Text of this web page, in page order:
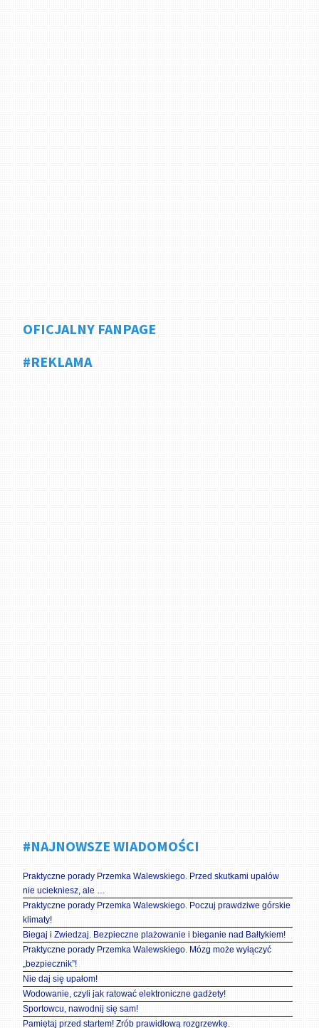
OFICJALNY FANPAGE
#REKLAMA
#NAJNOWSZE WIADOMOŚCI
Praktyczne porady Przemka Walewskiego. Przed skutkami upałów
nie uciekniesz, ale …
Praktyczne porady Przemka Walewskiego. Poczuj prawdziwe górskie
klimaty!
Biegaj i Zwiedzaj. Bezpieczne plażowanie i bieganie nad Bałtykiem!
Praktyczne porady Przemka Walewskiego. Mózg może wyłączyć
„bezpiecznik”!
Nie daj się upałom!
Wodowanie, czyli jak ratować elektroniczne gadżety!
Sportowcu, nawodnij się sam!
Pamiętaj przed startem! Zrób prawidłową rozgrzewkę.